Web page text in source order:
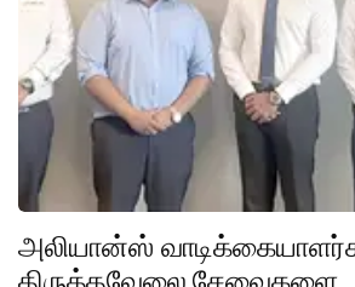
அலியான்ஸ்